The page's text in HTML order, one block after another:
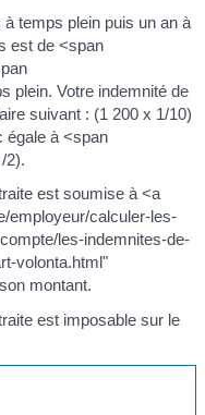
temps plein puis un an à
est de <span
plein. Votre indemnité de
suivant : (1 200 x 1/10)
égale à <span
2).
est soumise à <a
employeur/calculer-les-
les-indemnites-de-
volonta.html"
montant.
est imposable sur le